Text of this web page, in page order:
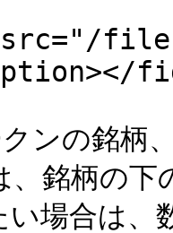
ンの銘柄
、銘柄の
い場合は